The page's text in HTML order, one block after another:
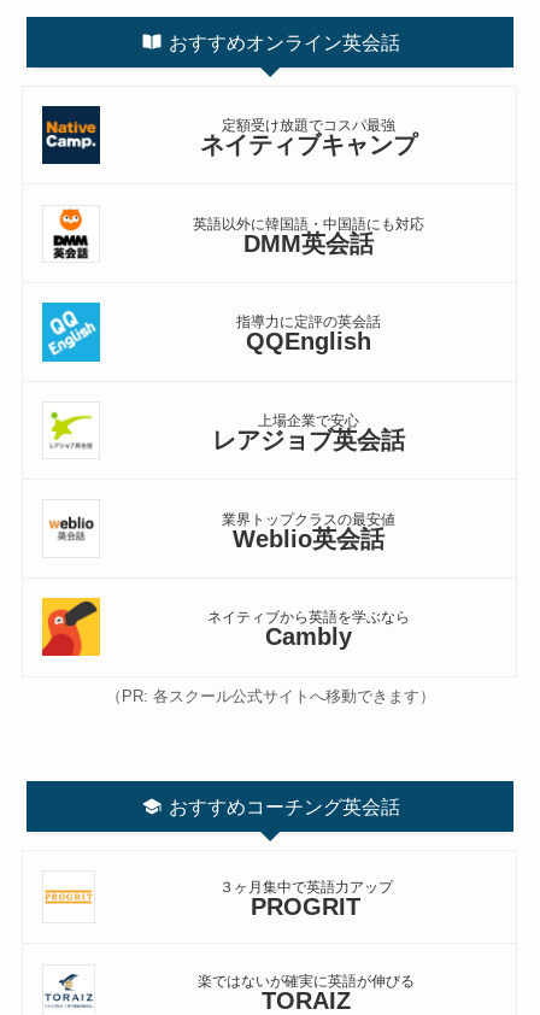
おすすめオンライン英会話
定額受け放題でコスパ最強
ネイティブキャンプ
英語以外に韓国語・中国語にも対応
DMM英会話
指導力に定評の英会話
QQEnglish
上場企業で安心
レアジョブ英会話
業界トップクラスの最安値
Weblio英会話
ネイティブから英語を学ぶなら
Cambly
（PR: 各スクール公式サイトへ移動できます）
おすすめコーチング英会話
３ヶ月集中で英語力アップ
PROGRIT
楽ではないが確実に英語が伸びる
TORAIZ